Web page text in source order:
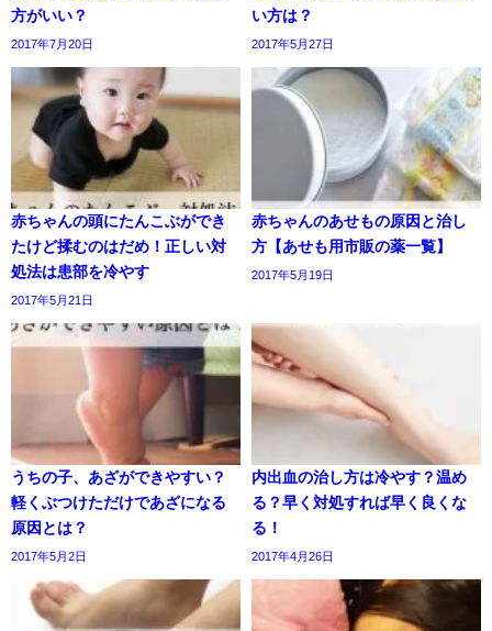
方がいい？
2017年7月20日
い方は？
2017年5月27日
赤ちゃんの頭にたんこぶができ
たけど揉むのはだめ！正しい対
処法は患部を冷やす
2017年5月21日
赤ちゃんのあせもの原因と治し
方【あせも用市販の薬一覧】
2017年5月19日
うちの子、あざができやすい？
軽くぶつけただけであざになる
原因とは？
2017年5月2日
内出血の治し方は冷やす？温め
る？早く対処すれば早く良くな
る！
2017年4月26日